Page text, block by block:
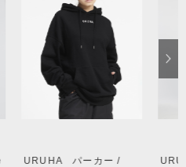
URUHA パーカー /